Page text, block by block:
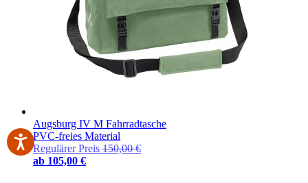
Augsburg IV M Fahrradtasche
PVC-freies Material
Regulärer Preis 150,00 €
ab 105,00 €